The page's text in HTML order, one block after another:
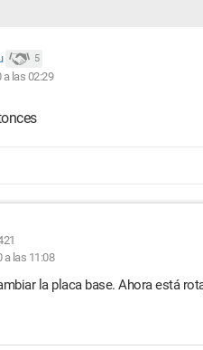
5
a las 02:29
a las 11:08
la placa base. Ahora está